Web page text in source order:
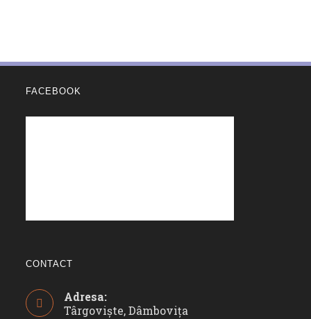
FACEBOOK
CONTACT
Adresa:
Târgoviște, Dâmbovița